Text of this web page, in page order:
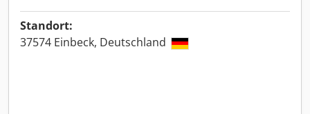
Standort:
37574 Einbeck, Deutschland